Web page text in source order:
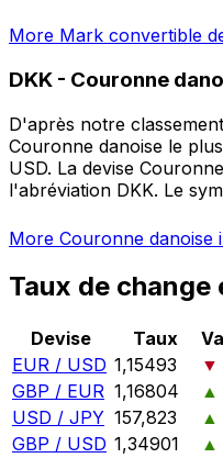
More Mark convertible
DKK - Couronne
D'après notre
Couronne danoise le
USD. La devise
l'abréviation DKK. Le
More Couronne danoise
Taux de change
Devise Taux
EUR / USD 1,15493
▼
GBP / EUR 1,16804
▲
USD / JPY 157,823
▲
GBP / USD 1,34901
▲